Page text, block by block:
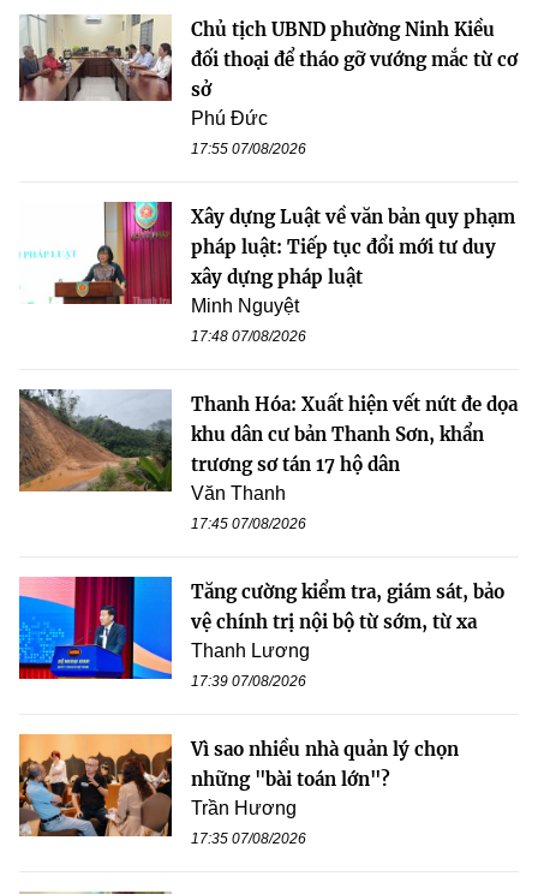
Chủ tịch UBND phường Ninh Kiều
đối thoại để tháo gỡ vướng mắc từ cơ
sở
Phú Đức
17:55 07/08/2026
Xây dựng Luật về văn bản quy phạm
pháp luật: Tiếp tục đổi mới tư duy
xây dựng pháp luật
Minh Nguyệt
17:48 07/08/2026
Thanh Hóa: Xuất hiện vết nứt đe dọa
khu dân cư bản Thanh Sơn, khẩn
trương sơ tán 17 hộ dân
Văn Thanh
17:45 07/08/2026
Tăng cường kiểm tra, giám sát, bảo
vệ chính trị nội bộ từ sớm, từ xa
Thanh Lương
17:39 07/08/2026
Vì sao nhiều nhà quản lý chọn
những "bài toán lớn"?
Trần Hương
17:35 07/08/2026